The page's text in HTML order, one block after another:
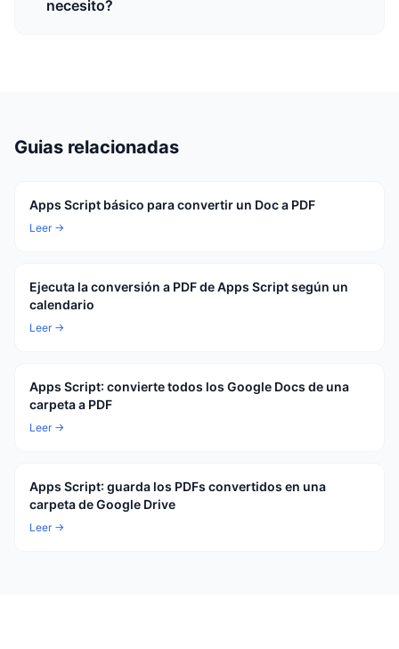
necesito?
Guias relacionadas
Apps Script básico para convertir un Doc a PDF
Leer →
Ejecuta la conversión a PDF de Apps Script según un
calendario
Leer →
Apps Script: convierte todos los Google Docs de una
carpeta a PDF
Leer →
Apps Script: guarda los PDFs convertidos en una
carpeta de Google Drive
Leer →